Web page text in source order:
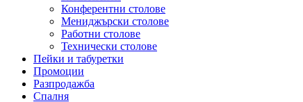
Конферентни столове
Мениджърски столове
Работни столове
Технически столове
Пейки и табуретки
Промоции
Разпродажба
Спалня